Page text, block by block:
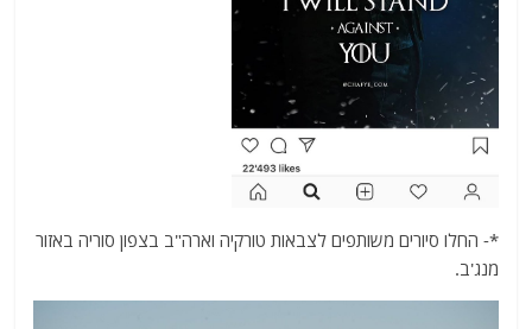
*- החלו סיורים משותפים לצבאות טורקיה וארה"ב בצפון סוריה באזור
מנג'ב.